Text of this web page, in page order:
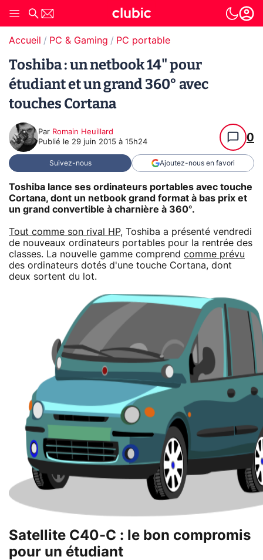
Accueil PC & Gaming PC portable
Toshiba : un netbook 14" pour
étudiant et un grand 360° avec
touches Cortana
Par Romain Heuillard
Publié le 29 juin 2015 à 15h24 0
Suivez-nous Ajoutez-nous en favori
Toshiba lance ses ordinateurs portables avec touche
Cortana, dont un netbook grand format à bas prix et
un grand convertible à charnière à 360°.
Tout comme son rival HP, Toshiba a présenté vendredi
de nouveaux ordinateurs portables pour la rentrée des
classes. La nouvelle gamme comprend comme prévu
des ordinateurs dotés d'une touche Cortana, dont
deux sortent du lot.
Satellite C40-C : le bon compromis
pour un étudiant